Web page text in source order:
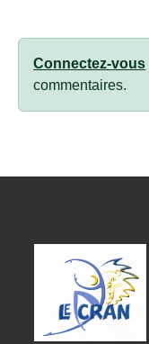
Connectez-vous
commentaires.